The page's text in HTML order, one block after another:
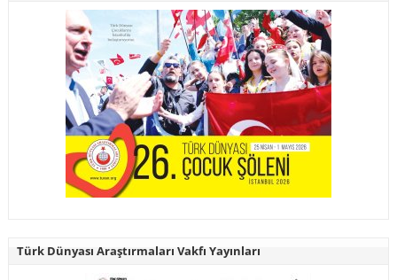
Türk Dünyası Araştırmaları Vakfı Yayınları